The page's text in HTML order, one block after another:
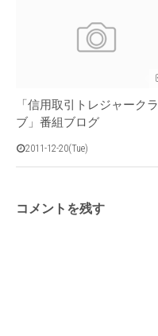
「信用取引トレジャークラ
ブ」番組ブログ
2011-12-20(Tue)
コメントを残す